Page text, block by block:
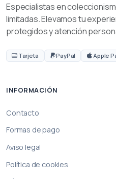
Especialistas en
limitadas. Elevamos tu
protegidos y atención
Tarjeta PayPal Apple
INFORMACIÓN
Contacto
Formas de pago
Aviso legal
Política de cookies